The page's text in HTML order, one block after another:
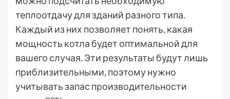
теплоотдачу для зданий разного типа.
Каждый из них позволяет понять, какая
мощность котла будет оптимальной для
вашего случая. Эти результаты будут лишь
приблизительными, поэтому нужно
учитывать запас производительности